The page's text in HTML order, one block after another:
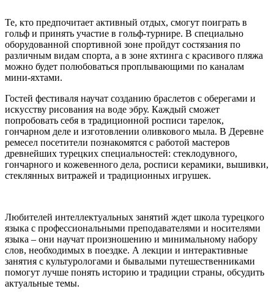
Те, кто предпочитает активный отдых, смогут поиграть в
гольф и принять участие в гольф-турнире. В специально
оборудованной спортивной зоне пройдут состязания по
различным видам спорта, а в зоне яхтинга с красивого пляжа
можно будет полюбоваться проплывающими по каналам
мини-яхтами.
Гостей фестиваля научат созданию браслетов с оберегами и
искусству рисования на воде эбру. Каждый сможет
попробовать себя в традиционной росписи тарелок,
гончарном деле и изготовлении оливкового мыла. В Деревне
ремесел посетители познакомятся с работой мастеров
древнейших турецких специальностей: стеклодувного,
гончарного и кожевенного дела, росписи керамики, вышивки,
стеклянных витражей и традиционных игрушек.
Любителей интеллектуальных занятий ждет школа турецкого
языка с профессиональными преподавателями и носителями
языка – они научат произношению и минимальному набору
слов, необходимых в поездке. А лекции и интерактивные
занятия с культурологами и бывалыми путешественниками
помогут лучше понять историю и традиции страны, обсудить
актуальные темы.